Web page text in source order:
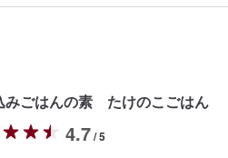
みごはんの素 たけのこごはん
4.7/ 5